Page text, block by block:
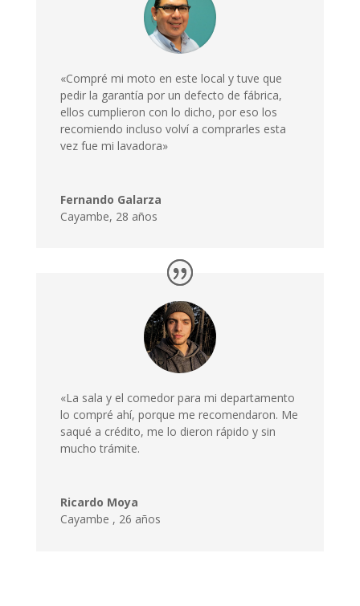
«Compré mi moto en este local y tuve que
pedir la garantía por un defecto de fábrica,
ellos cumplieron con lo dicho, por eso los
recomiendo incluso volví a comprarles esta
vez fue mi lavadora»
Fernando Galarza
Cayambe, 28 años
«La sala y el comedor para mi departamento
lo compré ahí, porque me recomendaron. Me
saqué a crédito, me lo dieron rápido y sin
mucho trámite.
Ricardo Moya
Cayambe , 26 años